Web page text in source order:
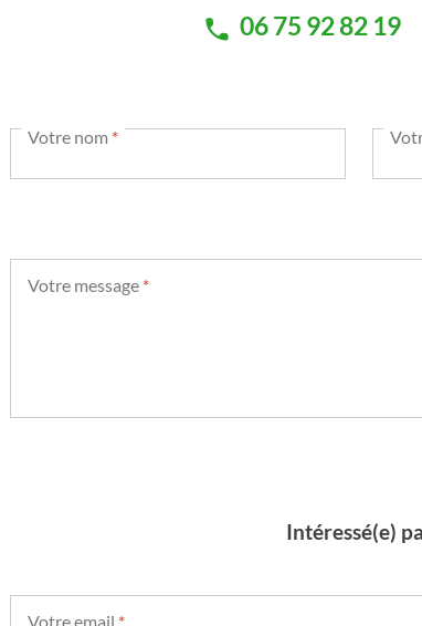
06 75 92 82 19
Votre nom *
Votre message *
Intéressé(e)
Votre email *